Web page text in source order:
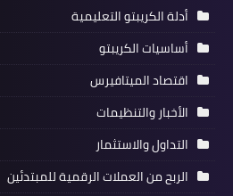
أدلة الكريبتو التعليمية
أساسيات الكريبتو
اقتصاد الميتافيرس
الأخبار والتنظيمات
التداول والاستثمار
الربح من العملات الرقمية للمبتدئين